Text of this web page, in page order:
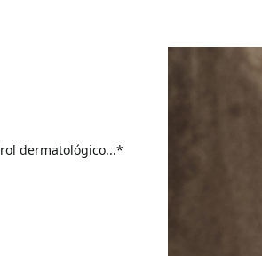
dermatológico...*